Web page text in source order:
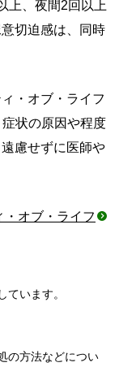
上、夜間2回以上
切迫感は、同時
・オブ・ライフ
症状の原因や程度
慮せずに医師や
・オブ・ライフ
ています。
の方法などについ